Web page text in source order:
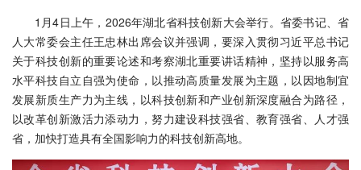
1月4日上午，2026年湖北省科技创新大会举行。省委书记、省
人大常委会主任王忠林出席会议并强调，要深入贯彻习近平总书记
关于科技创新的重要论述和考察湖北重要讲话精神，坚持以服务高
水平科技自立自强为使命，以推动高质量发展为主题，以因地制宜
发展新质生产力为主线，以科技创新和产业创新深度融合为路径，
以改革创新激活力添动力，努力建设科技强省、教育强省、人才强
省，加快打造具有全国影响力的科技创新高地。